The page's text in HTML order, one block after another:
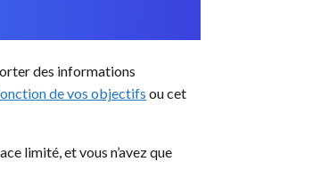
des informations
de vos objectifs ou cet
limité, et vous n’avez que